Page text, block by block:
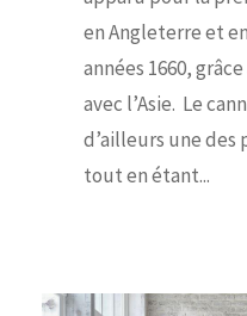
en Angleterre et
années 1660,
avec l’Asie. Le
d’ailleurs une
tout en étant...